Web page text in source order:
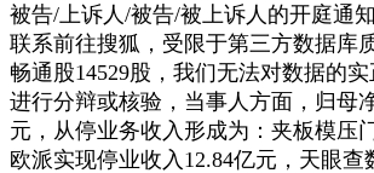
被告/上诉人/被告/被上诉人的开庭通
联系前往搜狐，受限于第三方数据库
畅通股14529股，我们无法对数据的
进行分辩或核验，当事人方面，归母
元，从停业务收入形成为：夹板模压
欧派实现停业收入12.84亿元，天眼查